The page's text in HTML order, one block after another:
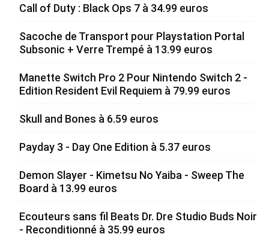
Call of Duty : Black Ops 7 à 34.99 euros
Sacoche de Transport pour Playstation Portal
Subsonic + Verre Trempé à 13.99 euros
Manette Switch Pro 2 Pour Nintendo Switch 2 -
Edition Resident Evil Requiem à 79.99 euros
Skull and Bones à 6.59 euros
Payday 3 - Day One Edition à 5.37 euros
Demon Slayer - Kimetsu No Yaiba - Sweep The
Board à 13.99 euros
Ecouteurs sans fil Beats Dr. Dre Studio Buds Noir
- Reconditionné à 35.99 euros